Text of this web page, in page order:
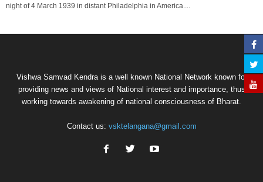
night of 4 March 1939 in distant Philadelphia in America....
Vishwa Samvad Kendra is a well known National Network known for
providing news and views of National interest and importance, thus
working towards awakening of national consciousness of Bharat.
Contact us: vsktelangana@gmail.com